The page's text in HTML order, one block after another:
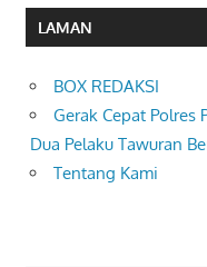
LAMAN
BOX REDAKSI
Gerak Cepat Polres
Dua Pelaku Tawuran
Tentang Kami